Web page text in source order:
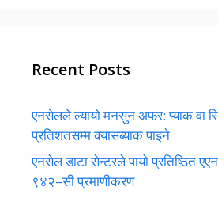
Recent Posts
एनसेलले ल्यायो मनसुन अफर: प्याक वा
प्रतिशतसम्म क्यासब्याक पाइने
एनसेल डाटा सेन्टरले पायो प्रतिष्ठित
९४२–सी प्रमाणीकरण